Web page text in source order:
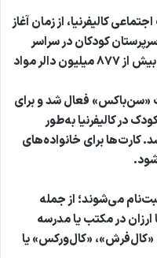
کالیفرنیا، از زمان آغاز
خانواده‌ها و سرپرستان کودکان در سراسر
ایالت با استفاده از مزایای «سن‌باکس» بیش از ۸۷۷ میلیون دالر مواد
۳.۳ میلیون کارت «سن‌باکس» فعال شد و برای
بیش از ۳.۵ میلیون کودک در کالیفرنیا به‌طور
کارت‌ها برای خانواده‌های
می‌شوند؛ از جمله
ارزان در مکتب یا مدرسه
«کال‌فرش»، «کال‌ورکس» یا